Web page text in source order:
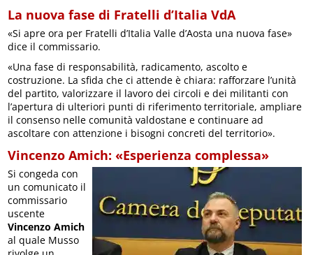
La nuova fase di Fratelli d’Italia VdA
«Si apre ora per Fratelli d’Italia Valle d’Aosta una nuova fase»
dice il commissario.
«Una fase di responsabilità, radicamento, ascolto e
costruzione. La sfida che ci attende è chiara: rafforzare l’unità
del partito, valorizzare il lavoro dei circoli e dei militanti con
l’apertura di ulteriori punti di riferimento territoriale, ampliare
il consenso nelle comunità valdostane e continuare ad
ascoltare con attenzione i bisogni concreti del territorio».
Vincenzo Amich: «Esperienza complessa»
Si congeda con
un comunicato il
commissario
uscente
Vincenzo Amich
al quale Musso